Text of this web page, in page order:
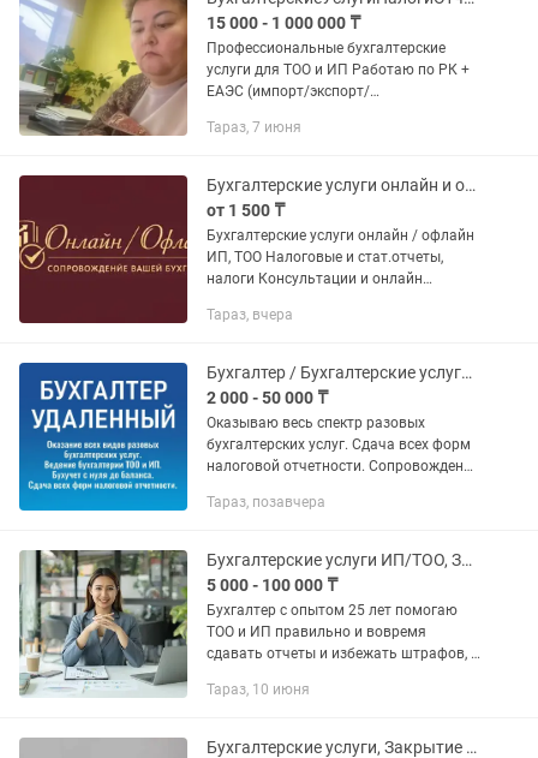
15 000 - 1 000 000 ₸
Профессиональные бухгалтерские
услуги для ТОО и ИП Работаю по РК +
ЕАЭС (импорт/экспорт/
бухгалтерское сопровождение «под
режимах...
Тараз, 7 июня
Бухгалтерские услуги онлайн и офлайн
от 1 500 ₸
Бухгалтерские услуги онлайн / офлайн
ИП, ТОО Налоговые и стат.отчеты,
налоги Консультации и онлайн
Конфиденциально. В срок. Ведение
Тараз, вчера
Бухгалтер / Бухгалтерские услуги. Консультация по телефону в режиме 16/7
2 000 - 50 000 ₸
Оказываю весь спектр разовых
бухгалтерских услуг. Сдача всех форм
налоговой отчетности. Сопровождение
Бухучет с нуля до баланса. Цена за
Тараз, позавчера
Бухгалтерские услуги ИП/ТОО, Закрытие ИП, ЭСФ, СНТ
5 000 - 100 000 ₸
Бухгалтер с опытом 25 лет помогаю
ТОО и ИП правильно и вовремя
сдавать отчеты и избежать штрафов, а
сокращать расходы, оптимизировать
Тараз, 10 июня
Бухгалтерские услуги, Закрытие ИП Жабу. Налоговые отчеты. Снятие Арест.